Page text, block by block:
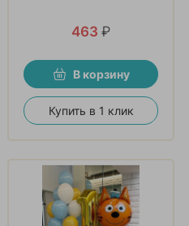
463 ₽
В корзину
Купить в 1 клик